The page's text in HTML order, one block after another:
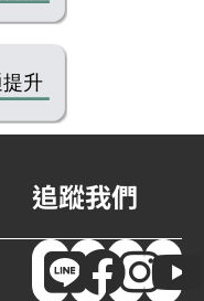
追蹤我們